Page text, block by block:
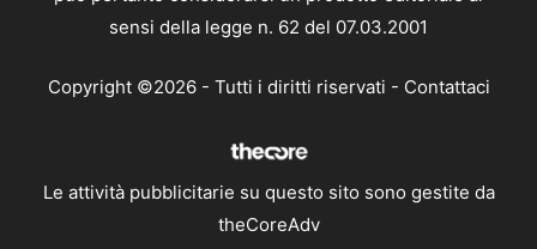
sensi della legge n. 62 del 07.03.2001
Copyright ©2026 - Tutti i diritti riservati - Contattaci
Le attività pubblicitarie su questo sito sono gestite da
theCoreAdv